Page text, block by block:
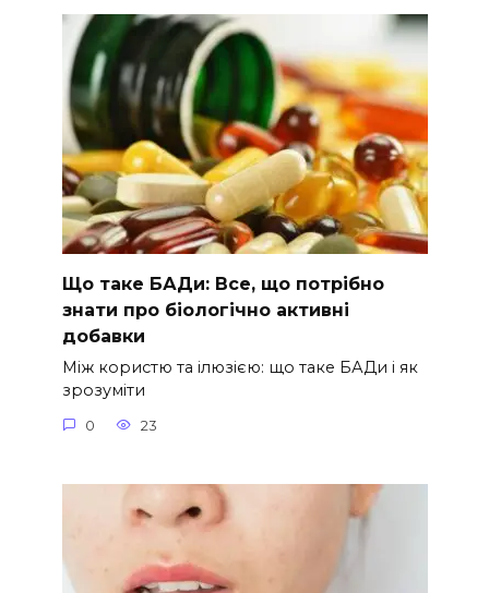
Що таке БАДи: Все, що потрібно
знати про біологічно активні
добавки
Між користю та ілюзією: що таке БАДи і як
зрозуміти
0 23